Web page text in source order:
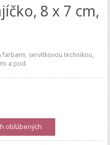
8 x 7 cm,
servítkovou technikou,
a pod.
obľúbených